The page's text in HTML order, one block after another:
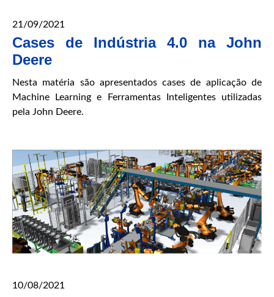
21/09/2021
Cases de Indústria 4.0 na John
Deere
Nesta matéria são apresentados cases de aplicação de
Machine Learning e Ferramentas Inteligentes utilizadas
pela John Deere.
10/08/2021